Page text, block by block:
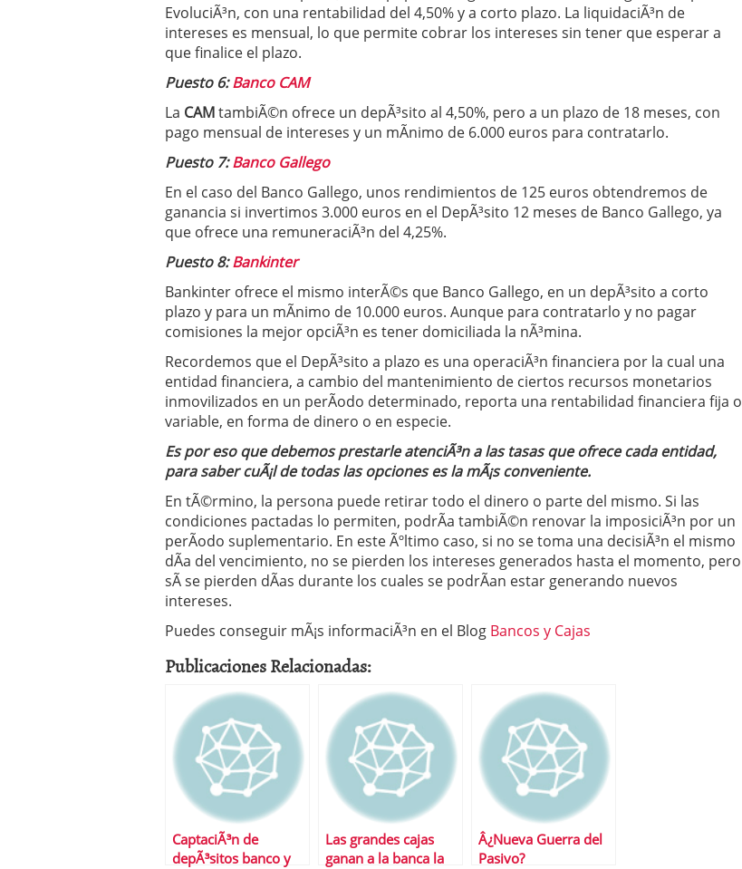
EvoluciÃ³n, con una rentabilidad del 4,50% y a corto plazo. La liquidaciÃ³n de
intereses es mensual, lo que permite cobrar los intereses sin tener que esperar a
que finalice el plazo.
Puesto 6:Banco CAM
La CAMtambiÃ©n ofrece un depÃ³sito al 4,50%, pero a un plazo de 18 meses, con
pago mensual de intereses y un mÃ­nimo de 6.000 euros para contratarlo.
Puesto 7:Banco Gallego
En el caso del Banco Gallego, unos rendimientos de 125 euros obtendremos de
ganancia si invertimos 3.000 euros en el DepÃ³sito 12 meses de Banco Gallego, ya
que ofrece una remuneraciÃ³n del 4,25%.
Puesto 8:Bankinter
Bankinter ofrece el mismo interÃ©s que Banco Gallego, en un depÃ³sito a corto
plazo y para un mÃ­nimo de 10.000 euros. Aunque para contratarlo y no pagar
comisiones la mejor opciÃ³n es tener domiciliada la nÃ³mina.
Recordemos que el DepÃ³sito a plazo es una operaciÃ³n financiera por la cual una
entidad financiera, a cambio del mantenimiento de ciertos recursos monetarios
inmovilizados en un perÃ­odo determinado, reporta una rentabilidad financiera fija o
variable, en forma de dinero o en especie.
Es por eso que debemos prestarle atenciÃ³n a las tasas que ofrece cada entidad,
para saber cuÃ¡l de todas las opciones es la mÃ¡s conveniente.
En tÃ©rmino, la persona puede retirar todo el dinero o parte del mismo. Si las
condiciones pactadas lo permiten, podrÃ­a tambiÃ©n renovar la imposiciÃ³n por un
perÃ­odo suplementario. En este Ãºltimo caso, si no se toma una decisiÃ³n el mismo
dÃ­a del vencimiento, no se pierden los intereses generados hasta el momento, pero
sÃ­ se pierden dÃ­as durante los cuales se podrÃ­an estar generando nuevos
intereses.
Puedes conseguir mÃ¡s informaciÃ³n en el Blog Bancos y Cajas
Publicaciones Relacionadas:
CaptaciÃ³n de
depÃ³sitos banco y
Las grandes cajas
ganan a la banca la
Â¿Nueva Guerra del
Pasivo?